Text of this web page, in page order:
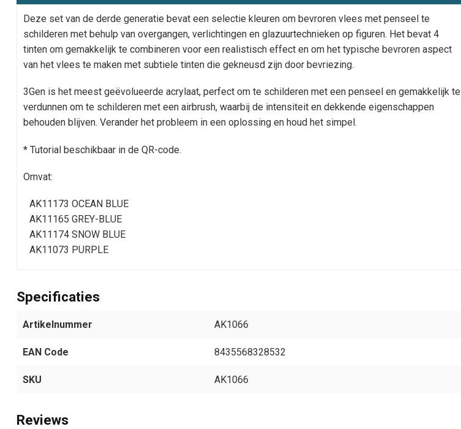
Deze set van de derde generatie bevat een selectie kleuren om bevroren vlees met penseel te
schilderen met behulp van overgangen, verlichtingen en glazuurtechnieken op figuren. Het bevat 4
tinten om gemakkelijk te combineren voor een realistisch effect en om het typische bevroren aspect
van het vlees te maken met subtiele tinten die gekneusd zijn door bevriezing.
3Gen is het meest geëvolueerde acrylaat, perfect om te schilderen met een penseel en gemakkelijk te
verdunnen om te schilderen met een airbrush, waarbij de intensiteit en dekkende eigenschappen
behouden blijven. Verander het probleem in een oplossing en houd het simpel.
* Tutorial beschikbaar in de QR-code.
Omvat:
AK11173 OCEAN BLUE
AK11165 GREY-BLUE
AK11174 SNOW BLUE
AK11073 PURPLE
Specificaties
Artikelnummer AK1066
EAN Code 8435568328532
SKU AK1066
Reviews